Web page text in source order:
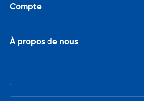
Compte
À propos de nous